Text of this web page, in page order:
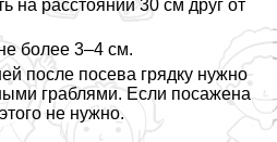
на расстоянии 30 см друг от
более 3–4 см.
после посева грядку нужно
граблями. Если посажена
не нужно.